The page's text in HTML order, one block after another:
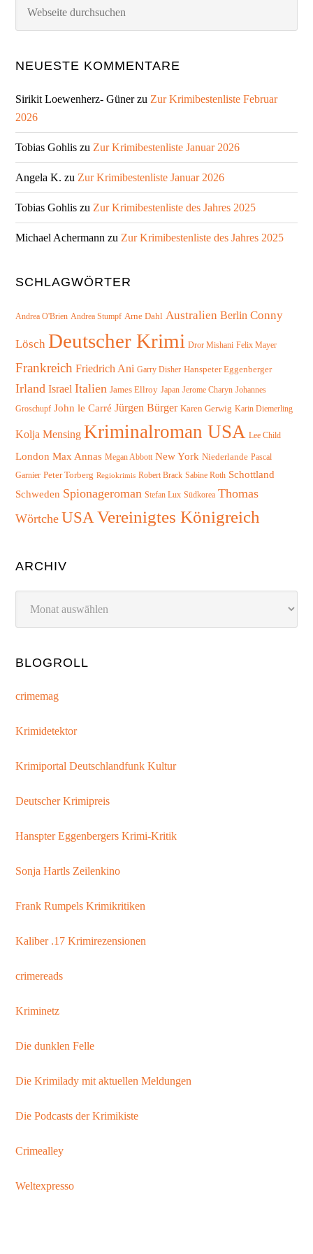
NEUESTE KOMMENTARE
Sirikit Loewenherz- Günerzu Zur Krimibestenliste Februar
2026
Tobias Gohlis zu Zur Krimibestenliste Januar 2026
Angela K. zu Zur Krimibestenliste Januar 2026
Tobias Gohlis zu Zur Krimibestenliste des Jahres 2025
Michael Achermann zu Zur Krimibestenliste des Jahres 2025
SCHLAGWÖRTER
Andrea O'Brien Andrea Stumpf Arne Dahl Australien Berlin Conny
Lösch Deutscher Krimi Dror Mishani Felix Mayer
Frankreich Friedrich Ani Garry Disher Hanspeter Eggenberger
Irland Israel Italien James Ellroy Japan Jerome Charyn Johannes
Groschupf John le Carré Jürgen Bürger Karen Gerwig Karin Diemerling
Kolja Mensing Kriminalroman USA Lee Child
London Max Annas Megan Abbott New York Niederlande Pascal
Garnier Peter Torberg Regiokrimis Robert Brack Sabine Roth Schottland
Schweden Spionageroman Stefan Lux Südkorea Thomas
Wörtche USA Vereinigtes Königreich
ARCHIV
BLOGROLL
crimemag
Krimidetektor
Krimiportal Deutschlandfunk Kultur
Deutscher Krimipreis
Hanspter Eggenbergers Krimi-Kritik
Sonja Hartls Zeilenkino
Frank Rumpels Krimikritiken
Kaliber .17 Krimirezensionen
crimereads
Kriminetz
Die dunklen Felle
Die Krimilady mit aktuellen Meldungen
Die Podcasts der Krimikiste
Crimealley
Weltexpresso